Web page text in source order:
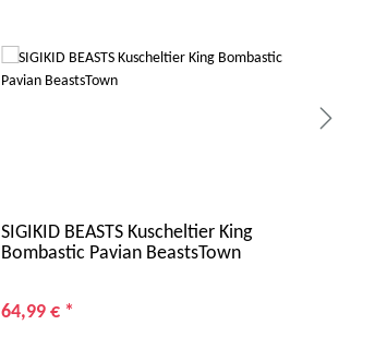
SIGIKID BEASTS Kuscheltier King
Bombastic Pavian BeastsTown
64,99 € *